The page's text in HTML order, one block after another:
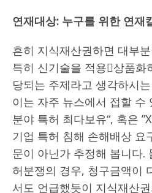
연재대상: 누구를 위한 연재
흔히 지식재산권하면 대부
특히 신기술을 적용상품화
당되는 주제라고 생각하시
이는 자주 뉴스에서 접할 수
분야 특허 최다보유“, 혹은
기업 특허 침해 손해배상 요
문이 아닌가 추정해 봅니다.
허분쟁의 경우, 청구금액이
서도 언급했듯이 지식재산